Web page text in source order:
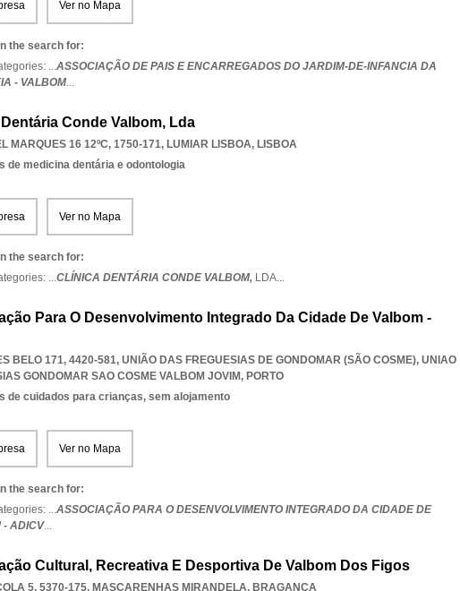
Ver no Mapa
the search for:
...ASSOCIAÇÃO DE PAIS E ENCARREGADOS DO JARDIM-DE-INFANCIA DA
- VALBOM...
Conde Valbom, Lda
MARQUES 16 12ºC, 1750-171, LUMIAR LISBOA, LISBOA
de medicina dentária e odontologia
Ver no Mapa
the search for:
...CLÍNICA DENTÁRIA CONDE VALBOM, LDA...
Para O Desenvolvimento Integrado Da Cidade De Valbom -
BELO 171, 4420-581, UNIÃO DAS FREGUESIAS DE GONDOMAR (SÃO COSME), UNIAO
GONDOMAR SAO COSME VALBOM JOVIM, PORTO
de cuidados para crianças, sem alojamento
Ver no Mapa
the search for:
...ASSOCIAÇÃO PARA O DESENVOLVIMENTO INTEGRADO DA CIDADE DE
- ADICV...
Cultural, Recreativa E Desportiva De Valbom Dos Figos
5, 5370-175, MASCARENHAS MIRANDELA, BRAGANCA